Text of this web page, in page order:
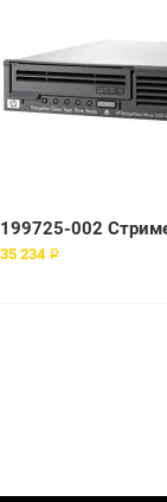
35 234 ₽